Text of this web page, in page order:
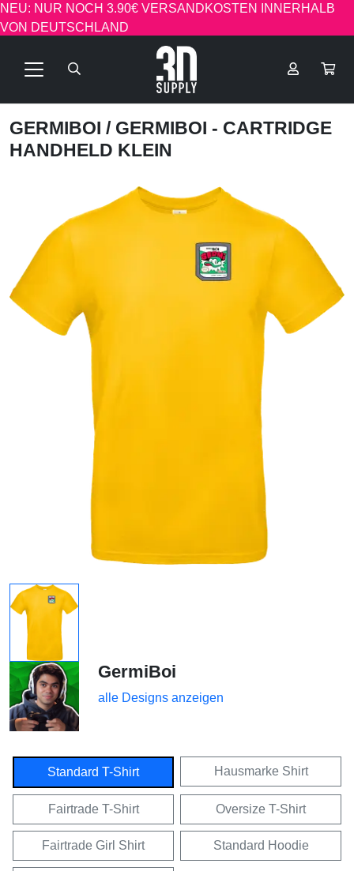
NEU: NUR NOCH 3.90€ VERSANDKOSTEN INNERHALB
VON DEUTSCHLAND
GERMIBOI / GERMIBOI - CARTRIDGE
HANDHELD KLEIN
GermiBoi
alle Designs anzeigen
Standard T-Shirt Hausmarke Shirt
Fairtrade T-Shirt Oversize T-Shirt
Fairtrade Girl Shirt Standard Hoodie